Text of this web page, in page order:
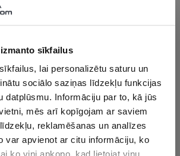
sīkfailus
lai personalizētu saturu un
sociālo saziņas līdzekļu funkcijas
datplūsmu. Informāciju par to, kā jūs
mēs arī kopīgojam ar saviem
reklamēšanas un analīzes
var apvienot ar citu informāciju, ko
Ruslans Deružinskis (“Tukums
virslīgā pēc katra apļa tiek
gada. Kandidātus izvirza LFF Treneru
balsojumā piedalās arī sporta mediju
klubu galvenie treneri. Galvenais
– spēlētājam jāatbilst U-21